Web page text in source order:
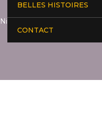
BELLES HISTOIRES
CONTACT
Niveau d'études :